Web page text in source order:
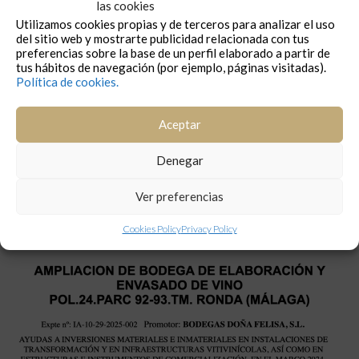
las cookies
Utilizamos cookies propias y de terceros para analizar el uso
del sitio web y mostrarte publicidad relacionada con tus
preferencias sobre la base de un perfil elaborado a partir de
tus hábitos de navegación (por ejemplo, páginas visitadas).
Política de cookies.
Aceptar
Denegar
Ver preferencias
Cookies PolicyPrivacy Policy
77,70€